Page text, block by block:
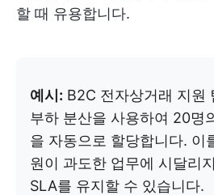
할 때 유용합니다.
예시: B2C 전자상거래 지원
부하 분산을 사용하여 20명
을 자동으로 할당합니다. 이
원이 과도한 업무에 시달리
SLA를 유지할 수 있습니다.